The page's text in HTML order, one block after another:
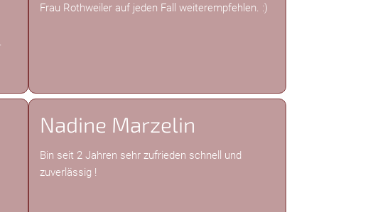
Frau Rothweiler auf jeden Fall weiterempfehlen. :)
Nadine Marzelin
Bin seit 2 Jahren sehr zufrieden schnell und
zuverlässig !